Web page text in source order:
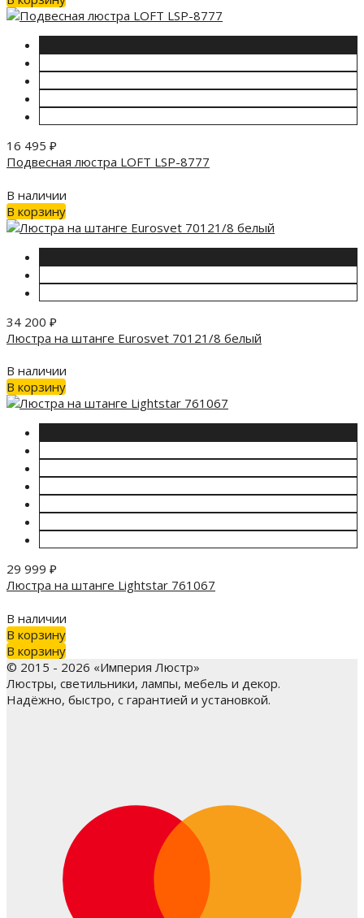
16 495 ₽
Подвесная люстра LOFT LSP-8777
В наличии
В корзину
34 200 ₽
Люстра на штанге Eurosvet 70121/8 белый
В наличии
В корзину
29 999 ₽
Люстра на штанге Lightstar 761067
В наличии
В корзину
В корзину
© 2015 - 2026 «Империя Люстр»
Люстры, светильники, лампы, мебель и декор.
Надёжно, быстро, с гарантией и установкой.